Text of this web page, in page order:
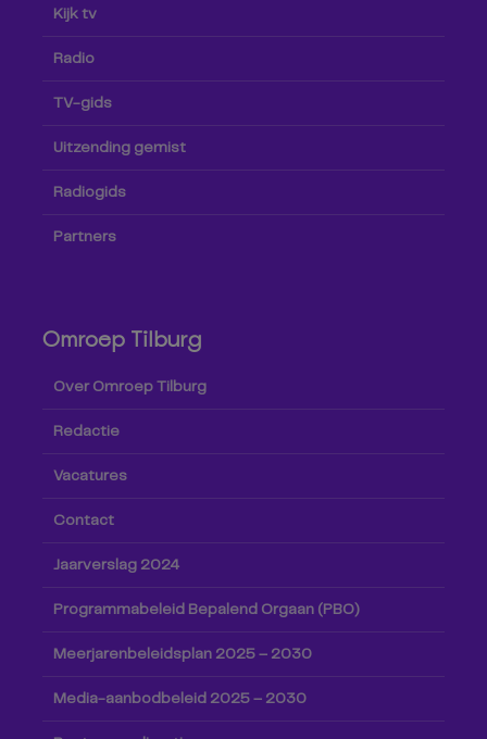
Kijk tv
Radio
TV-gids
Uitzending gemist
Radiogids
Partners
Omroep Tilburg
Over Omroep Tilburg
Redactie
Vacatures
Contact
Jaarverslag 2024
Programmabeleid Bepalend Orgaan (PBO)
Meerjarenbeleidsplan 2025 – 2030
Media-aanbodbeleid 2025 – 2030